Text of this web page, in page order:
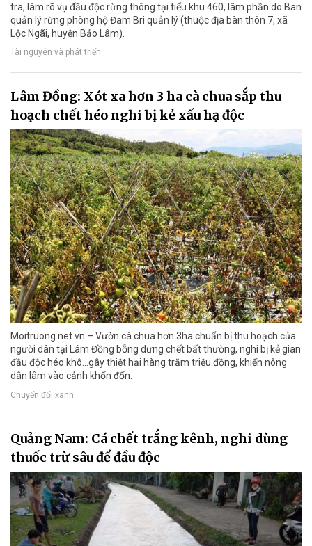
tra, làm rõ vụ đầu độc rừng thông tại tiểu khu 460, lâm phần do Ban
quản lý rừng phòng hộ Đam Bri quản lý (thuộc địa bàn thôn 7, xã
Lộc Ngãi, huyện Bảo Lâm).
Tài nguyên và phát triển
Lâm Đồng: Xót xa hơn 3 ha cà chua sắp thu
hoạch chết héo nghi bị kẻ xấu hạ độc
Moitruong.net.vn – Vườn cà chua hơn 3ha chuẩn bị thu hoạch của
người dân tại Lâm Đồng bỗng dưng chết bất thường, nghi bị kẻ gian
đầu độc héo khô…gây thiệt hại hàng trăm triệu đồng, khiến nông
dân lâm vào cảnh khốn đốn.
Chuyển đổi xanh
Quảng Nam: Cá chết trắng kênh, nghi dùng
thuốc trừ sâu để đầu độc